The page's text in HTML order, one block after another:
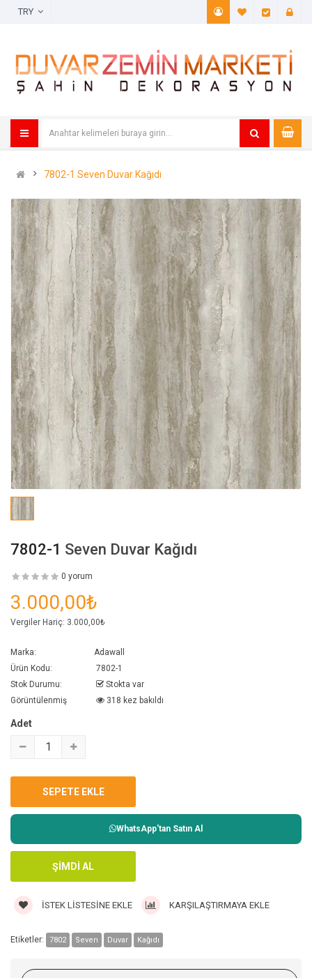
A. Listem
7802-1 Seven Duvar Kağıdı
7802-1 Seven Duvar Kağıdı
0 yorum
3.000,00₺
Vergiler Hariç: 3.000,00₺
Marka:
Adawall
Ürün Kodu:
7802-1
Stok Durumu:
Stokta var
Görüntülenmiş
318 kez bakıldı
Adet
WhatsApp'tan Satın Al
İSTEK LISTESINE EKLE KARŞILAŞTIRMAYA EKLE
Etiketler: 7802 Seven Duvar Kağıdı